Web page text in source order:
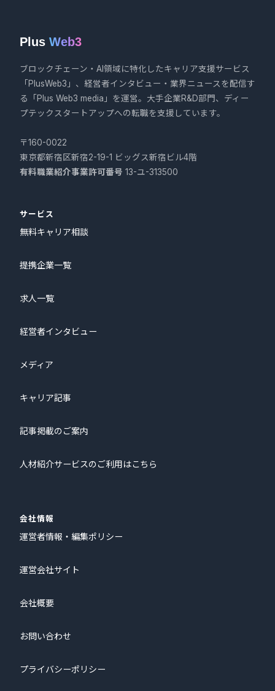
Plus Web3
ブロックチェーン・AI領域に特化したキャリア支援サービス
「PlusWeb3」、経営者インタビュー・業界ニュースを配信す
る「Plus Web3 media」を運営。大手企業R&D部門、ディー
プテックスタートアップへの転職を支援しています。
〒160-0022
東京都新宿区新宿2-19-1 ビッグス新宿ビル4階
有料職業紹介事業許可番号 13-ユ-313500
サービス
無料キャリア相談
提携企業一覧
求人一覧
経営者インタビュー
メディア
キャリア記事
記事掲載のご案内
人材紹介サービスのご利用はこちら
会社情報
運営者情報・編集ポリシー
運営会社サイト
会社概要
お問い合わせ
プライバシーポリシー